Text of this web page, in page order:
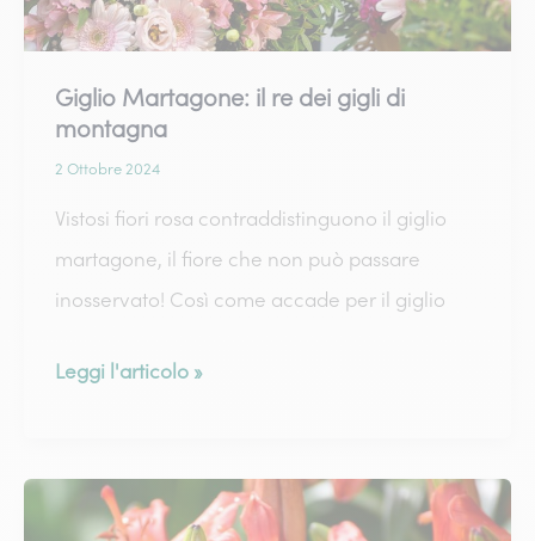
Giglio Martagone: il re dei gigli di
montagna
2 Ottobre 2024
Vistosi fiori rosa contraddistinguono il giglio
martagone, il fiore che non può passare
inosservato! Così come accade per il giglio
Giglio
Leggi l'articolo »